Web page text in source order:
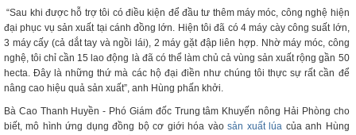
“Sau khi được hỗ trợ tôi có điều kiện để đầu tư thêm máy móc, công nghệ hiện
đại phục vụ sản xuất tại cánh đồng lớn. Hiện tôi đã có 4 máy cày công suất lớn,
3 máy cấy (cả dắt tay và ngồi lái), 2 máy gặt đập liên hợp. Nhờ máy móc, công
nghệ, tôi chỉ cần 15 lao động là đã có thể làm chủ cả vùng sản xuất rộng gần 50
hecta. Đây là những thứ mà các hộ đại điền như chúng tôi thực sự rất cần để
nâng cao hiệu quả sản xuất”, anh Hùng phấn khởi.
Bà Cao Thanh Huyền - Phó Giám đốc Trung tâm Khuyến nông Hải Phòng cho
biết, mô hình ứng dụng đồng bộ cơ giới hóa vàosản xuất lúa của anh Hùng